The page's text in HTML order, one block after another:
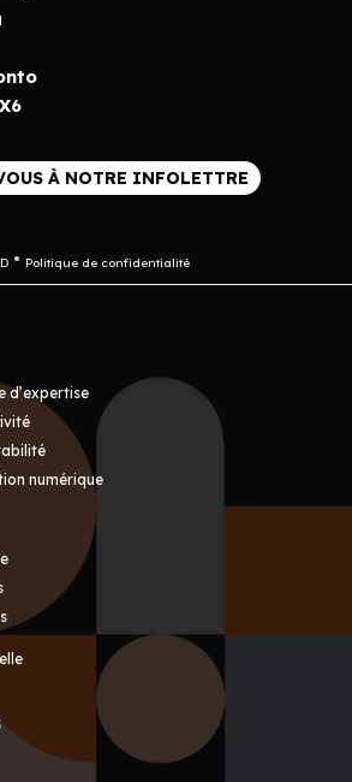
À NOTRE INFOLETTRE
Politique de confidentialité
d’expertise
numérique